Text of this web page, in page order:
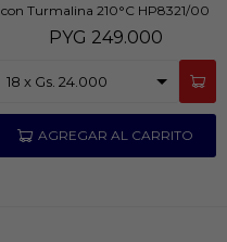
con Turmalina 210°C HP8321/00
PYG 249.000